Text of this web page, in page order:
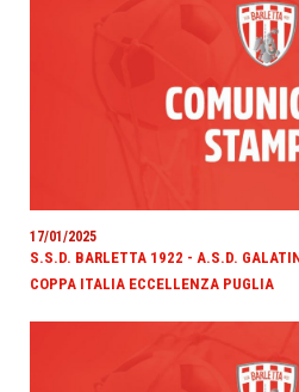
17/01/2025
S.S.D. BARLETTA 1922 - A.S.D.
COPPA ITALIA ECCELLENZA PUGLIA